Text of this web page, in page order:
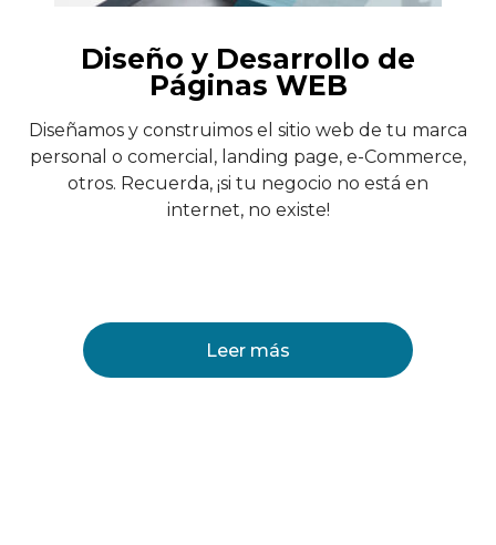
Diseño y Desarrollo de
Páginas WEB
Diseñamos y construimos el sitio web de tu marca
personal o comercial, landing page, e-Commerce,
otros. Recuerda, ¡si tu negocio no está en
internet, no existe!
Leer más